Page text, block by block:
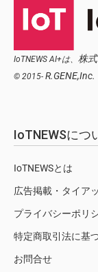
IoTNEWS AI+は、 株
© 2015- R.GENE,Inc.
IoTNEWSにつ
IoTNEWSとは
広告掲載・タイア
プライバシーポリ
特定商取引法に基
お問合せ